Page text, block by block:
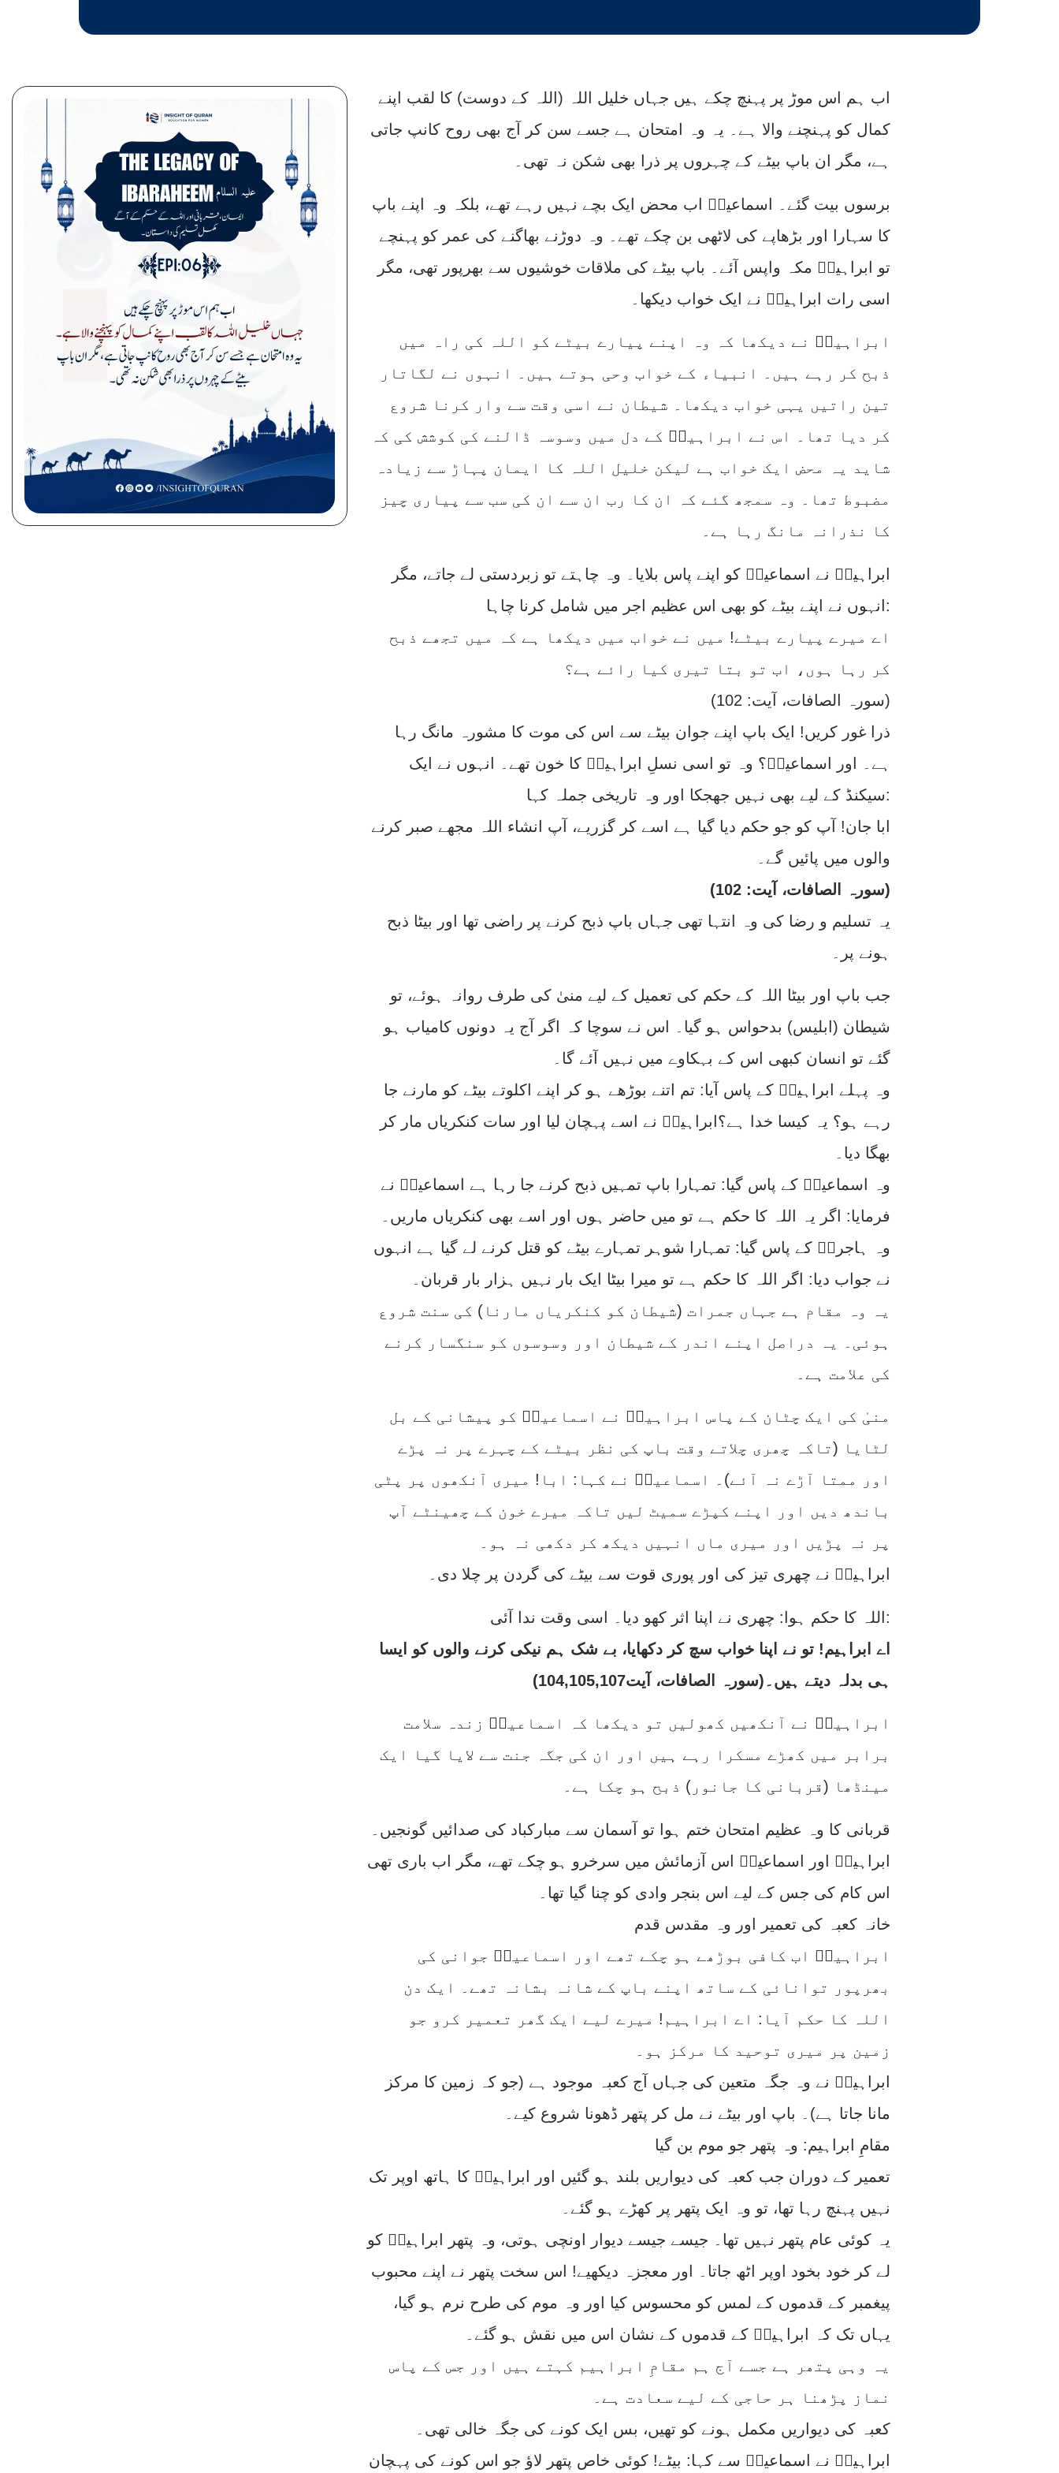
اب ہم اس موڑ پر پہنچ چکے ہیں جہاں خلیل اللہ (اللہ کے دوست) کا لقب اپنے
کمال کو پہنچنے والا ہے۔ یہ وہ امتحان ہے جسے سن کر آج بھی روح کانپ جاتی
ہے، مگر ان باپ بیٹے کے چہروں پر ذرا بھی شکن نہ تھی۔
برسوں بیت گئے۔ اسماعیلؑ اب محض ایک بچے نہیں رہے تھے، بلکہ وہ اپنے باپ
کا سہارا اور بڑھاپے کی لاٹھی بن چکے تھے۔ وہ دوڑنے بھاگنے کی عمر کو پہنچے
تو ابراہیمؑ مکہ واپس آئے۔ باپ بیٹے کی ملاقات خوشیوں سے بھرپور تھی، مگر
اسی رات ابراہیمؑ نے ایک خواب دیکھا۔
ابراہیمؑ نے دیکھا کہ وہ اپنے پیارے بیٹے کو اللہ کی راہ میں
ذبح کر رہے ہیں۔ انبیاء کے خواب وحی ہوتے ہیں۔ انہوں نے لگاتار
تین راتیں یہی خواب دیکھا۔ شیطان نے اسی وقت سے وار کرنا شروع
کر دیا تھا۔ اس نے ابراہیمؑ کے دل میں وسوسہ ڈالنے کی کوشش کی کہ
شاید یہ محض ایک خواب ہے لیکن خلیل اللہ کا ایمان پہاڑ سے زیادہ
مضبوط تھا۔ وہ سمجھ گئے کہ ان کا رب ان سے ان کی سب سے پیاری چیز
کا نذرانہ مانگ رہا ہے۔
ابراہیمؑ نے اسماعیلؑ کو اپنے پاس بلایا۔ وہ چاہتے تو زبردستی لے جاتے، مگر
انہوں نے اپنے بیٹے کو بھی اس عظیم اجر میں شامل کرنا چاہا:
اے میرے پیارے بیٹے! میں نے خواب میں دیکھا ہے کہ میں تجھے ذبح
کر رہا ہوں، اب تو بتا تیری کیا رائے ہے؟
(سورہ الصافات، آیت: 102)
ذرا غور کریں! ایک باپ اپنے جوان بیٹے سے اس کی موت کا مشورہ مانگ رہا
ہے۔ اور اسماعیلؑ؟ وہ تو اسی نسلِ ابراہیمؑ کا خون تھے۔ انہوں نے ایک
سیکنڈ کے لیے بھی نہیں جھجکا اور وہ تاریخی جملہ کہا:
ابا جان! آپ کو جو حکم دیا گیا ہے اسے کر گزریے، آپ انشاء اللہ مجھے صبر کرنے
والوں میں پائیں گے۔
(سورہ الصافات، آیت: 102)
یہ تسلیم و رضا کی وہ انتہا تھی جہاں باپ ذبح کرنے پر راضی تھا اور بیٹا ذبح
ہونے پر۔
جب باپ اور بیٹا اللہ کے حکم کی تعمیل کے لیے منیٰ کی طرف روانہ ہوئے، تو
شیطان (ابلیس) بدحواس ہو گیا۔ اس نے سوچا کہ اگر آج یہ دونوں کامیاب ہو
گئے تو انسان کبھی اس کے بہکاوے میں نہیں آئے گا۔
وہ پہلے ابراہیمؑ کے پاس آیا: تم اتنے بوڑھے ہو کر اپنے اکلوتے بیٹے کو مارنے جا
رہے ہو؟ یہ کیسا خدا ہے؟ابراہیمؑ نے اسے پہچان لیا اور سات کنکریاں مار کر
بھگا دیا۔
وہ اسماعیلؑ کے پاس گیا: تمہارا باپ تمہیں ذبح کرنے جا رہا ہے اسماعیلؑ نے
فرمایا: اگر یہ اللہ کا حکم ہے تو میں حاضر ہوں اور اسے بھی کنکریاں ماریں۔
وہ ہاجرہؑ کے پاس گیا: تمہارا شوہر تمہارے بیٹے کو قتل کرنے لے گیا ہے انہوں
نے جواب دیا: اگر اللہ کا حکم ہے تو میرا بیٹا ایک بار نہیں ہزار بار قربان۔
یہ وہ مقام ہے جہاں جمرات (شیطان کو کنکریاں مارنا) کی سنت شروع
ہوئی۔ یہ دراصل اپنے اندر کے شیطان اور وسوسوں کو سنگسار کرنے
کی علامت ہے۔
منیٰ کی ایک چٹان کے پاس ابراہیمؑ نے اسماعیلؑ کو پیشانی کے بل
لٹایا (تاکہ چھری چلاتے وقت باپ کی نظر بیٹے کے چہرے پر نہ پڑے
اور ممتا آڑے نہ آئے)۔ اسماعیلؑ نے کہا: ابا! میری آنکھوں پر پٹی
باندھ دیں اور اپنے کپڑے سمیٹ لیں تاکہ میرے خون کے چھینٹے آپ
پر نہ پڑیں اور میری ماں انہیں دیکھ کر دکھی نہ ہو۔
ابراہیمؑ نے چھری تیز کی اور پوری قوت سے بیٹے کی گردن پر چلا دی۔
اللہ کا حکم ہوا: چھری نے اپنا اثر کھو دیا۔ اسی وقت ندا آئی:
اے ابراہیم! تو نے اپنا خواب سچ کر دکھایا، بے شک ہم نیکی کرنے والوں کو ایسا
ہی بدلہ دیتے ہیں۔(سورہ الصافات، آیت104,105,107)
ابراہیمؑ نے آنکھیں کھولیں تو دیکھا کہ اسماعیلؑ زندہ سلامت
برابر میں کھڑے مسکرا رہے ہیں اور ان کی جگہ جنت سے لایا گیا ایک
مینڈھا (قربانی کا جانور) ذبح ہو چکا ہے۔
قربانی کا وہ عظیم امتحان ختم ہوا تو آسمان سے مبارکباد کی صدائیں گونجیں۔
ابراہیمؑ اور اسماعیلؑ اس آزمائش میں سرخرو ہو چکے تھے، مگر اب باری تھی
اس کام کی جس کے لیے اس بنجر وادی کو چنا گیا تھا۔
خانہ کعبہ کی تعمیر اور وہ مقدس قدم
ابراہیمؑ اب کافی بوڑھے ہو چکے تھے اور اسماعیلؑ جوانی کی
بھرپور توانائی کے ساتھ اپنے باپ کے شانہ بشانہ تھے۔ ایک دن
اللہ کا حکم آیا: اے ابراہیم! میرے لیے ایک گھر تعمیر کرو جو
زمین پر میری توحید کا مرکز ہو۔
ابراہیمؑ نے وہ جگہ متعین کی جہاں آج کعبہ موجود ہے (جو کہ زمین کا مرکز
مانا جاتا ہے)۔ باپ اور بیٹے نے مل کر پتھر ڈھونا شروع کیے۔
مقامِ ابراہیم: وہ پتھر جو موم بن گیا
تعمیر کے دوران جب کعبہ کی دیواریں بلند ہو گئیں اور ابراہیمؑ کا ہاتھ اوپر تک
نہیں پہنچ رہا تھا، تو وہ ایک پتھر پر کھڑے ہو گئے۔
یہ کوئی عام پتھر نہیں تھا۔ جیسے جیسے دیوار اونچی ہوتی، وہ پتھر ابراہیمؑ کو
لے کر خود بخود اوپر اٹھ جاتا۔ اور معجزہ دیکھیے! اس سخت پتھر نے اپنے محبوب
پیغمبر کے قدموں کے لمس کو محسوس کیا اور وہ موم کی طرح نرم ہو گیا،
یہاں تک کہ ابراہیمؑ کے قدموں کے نشان اس میں نقش ہو گئے۔
یہ وہی پتھر ہے جسے آج ہم مقامِ ابراہیم کہتے ہیں اور جس کے پاس
نماز پڑھنا ہر حاجی کے لیے سعادت ہے۔
کعبہ کی دیواریں مکمل ہونے کو تھیں، بس ایک کونے کی جگہ خالی تھی۔
ابراہیمؑ نے اسماعیلؑ سے کہا: بیٹے! کوئی خاص پتھر لاؤ جو اس کونے کی پہچان